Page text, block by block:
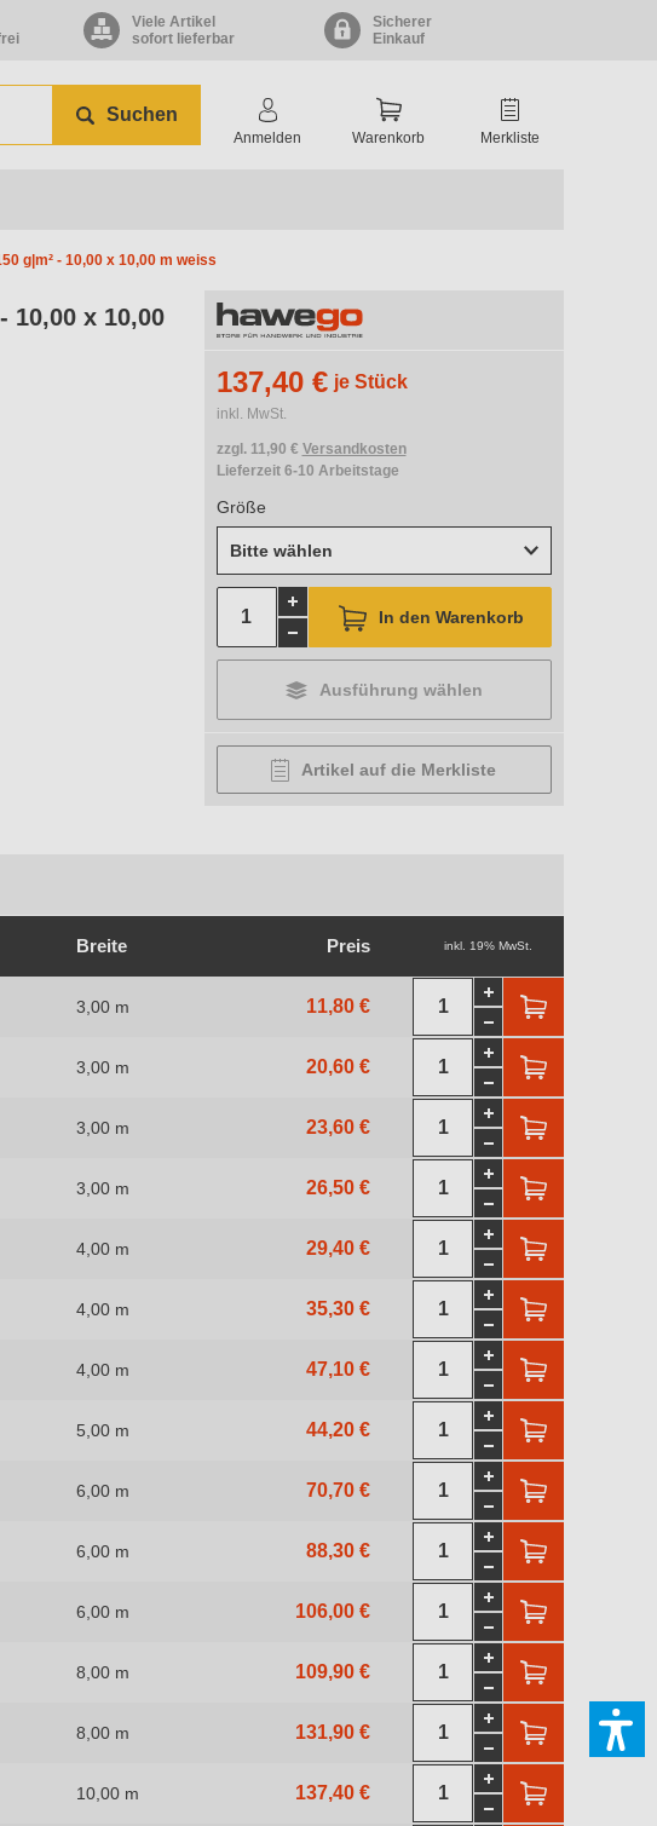
Viele Artikel
sofort lieferbar
Sicherer
Einkauf
Suchen
Anmelden Warenkorb Merkliste
g|m² - 10,00 x 10,00 m weiss
10,00 x 10,00
137,40 € je Stück
inkl. MwSt.
zzgl. 11,90 € Versandkosten
Lieferzeit 6-10 Arbeitstage
Größe
Bitte wählen
In den Warenkorb
Ausführung wählen
Artikel auf die Merkliste
Breite Preis inkl. 19% MwSt.
3,00 m 11,80 €
3,00 m 20,60 €
3,00 m 23,60 €
3,00 m 26,50 €
4,00 m 29,40 €
4,00 m 35,30 €
4,00 m 47,10 €
5,00 m 44,20 €
6,00 m 70,70 €
6,00 m 88,30 €
6,00 m 106,00 €
8,00 m 109,90 €
8,00 m 131,90 €
10,00 m 137,40 €